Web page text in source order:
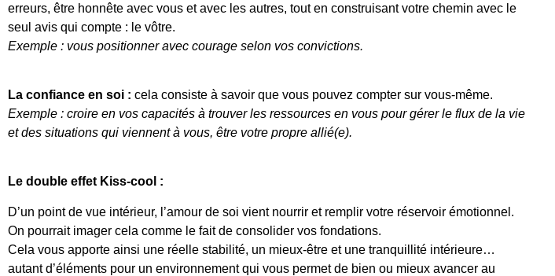
erreurs, être honnête avec vous et avec les autres, tout en construisant votre chemin avec le
seul avis qui compte : le vôtre.
Exemple : vous positionner avec courage selon vos convictions.
La confiance en soi : cela consiste à savoir que vous pouvez compter sur vous-même.
Exemple : croire en vos capacités à trouver les ressources en vous pour gérer le flux de la vie
et des situations qui viennent à vous, être votre propre allié(e).
Le double effet Kiss-cool :
D’un point de vue intérieur, l’amour de soi vient nourrir et remplir votre réservoir émotionnel.
On pourrait imager cela comme le fait de consolider vos fondations.
Cela vous apporte ainsi une réelle stabilité, un mieux-être et une tranquillité intérieure…
autant d’éléments pour un environnement qui vous permet de bien ou mieux avancer au